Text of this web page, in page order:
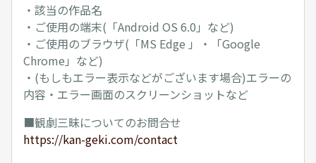
・該当の作品名
・ご使用の端末(「Android OS 6.0」など)
・ご使用のブラウザ(「MS Edge 」・「Google
Chrome」など)
・(もしもエラー表示などがございます場合)エラーの
内容・エラー画面のスクリーンショットなど
■観劇三昧についてのお問合せ
https://kan-geki.com/contact